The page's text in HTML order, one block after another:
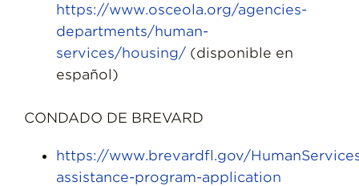
https://www.osceola.org/agencies-
departments/human-
services/housing/ (disponible en
español)
CONDADO DE BREVARD
https://www.brevardfl.gov/
assistance-program-application